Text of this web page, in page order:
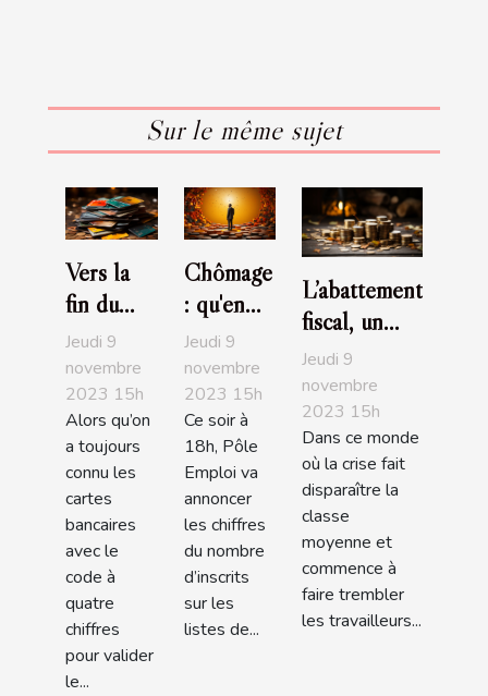
Sur le même sujet
Vers la
fin du
code
pour les
carte
bancaire
?
Jeudi 9
novembre
2023 15h
Alors qu’on
a toujours
connu les
cartes
bancaires
avec le
code à
quatre
chiffres
pour valider
le...
Chômage
: qu'en
est-il
entre les
deux
tours?
Jeudi 9
novembre
2023 15h
Ce soir à
18h, Pôle
Emploi va
annoncer
les chiffres
du nombre
d’inscrits
sur les
listes de...
L’abattement
fiscal, un
bon moyen
de
redescendre
dans les
barèmes
Jeudi 9
novembre
2023 15h
Dans ce monde
où la crise fait
disparaître la
classe
moyenne et
commence à
faire trembler
les travailleurs...